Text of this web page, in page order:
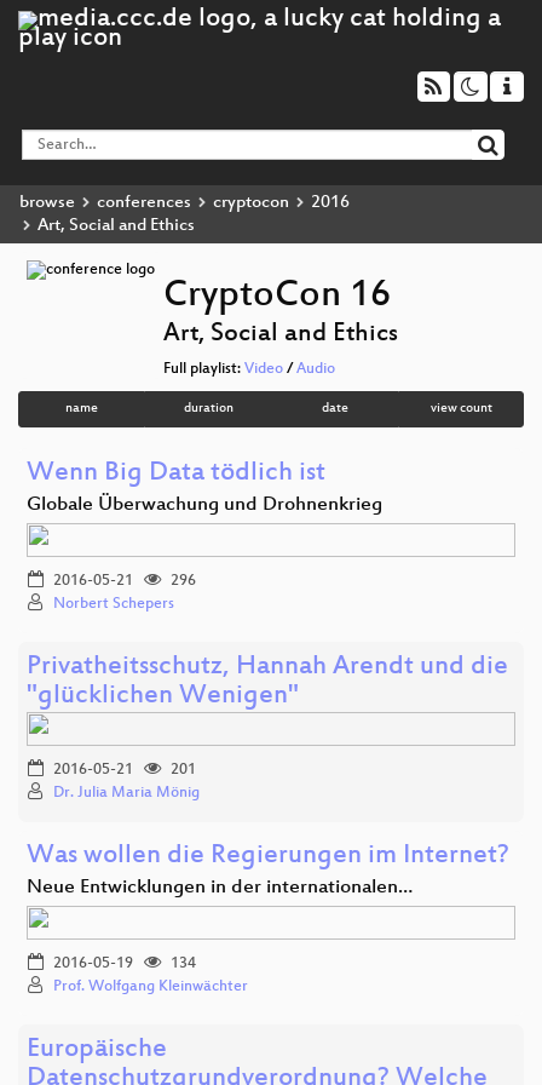
browse conferences cryptocon
2016
Art, Social and Ethics
CryptoCon 16
Art, Social and Ethics
Full playlist: Video / Audio
name duration date view count
Wenn Big Data tödlich ist
Globale Überwachung und Drohnenkrieg
2016-05-21
296
Norbert Schepers
Privatheitsschutz, Hannah Arendt und die
"glücklichen Wenigen"
2016-05-21
201
Dr. Julia Maria Mönig
Was wollen die Regierungen im Internet?
Neue Entwicklungen in der internationalen…
2016-05-19
134
Prof. Wolfgang Kleinwächter
Europäische